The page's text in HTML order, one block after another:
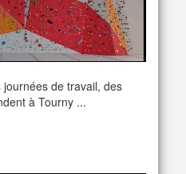
de travail, des
à Tourny ...